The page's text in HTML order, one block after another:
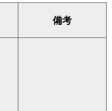
備考